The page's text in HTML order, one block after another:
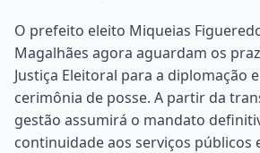
O prefeito eleito Miqueias
Magalhães agora aguardam os
Justiça Eleitoral para a diplomação
cerimônia de posse. A partir da
gestão assumirá o mandato
continuidade aos serviços públicos